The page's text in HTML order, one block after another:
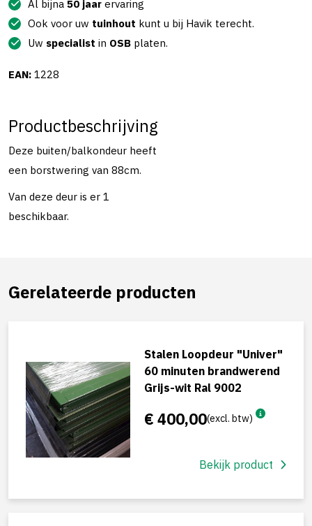
Al bijna 50 jaar ervaring
Ook voor uw tuinhout kunt u bij Havik terecht.
Uw specialist in OSB platen.
EAN: 1228
Productbeschrijving
Deze buiten/balkondeur heeft
een borstwering van 88cm.
Van deze deur is er 1
beschikbaar.
Gerelateerde producten
Stalen Loopdeur "Univer"
60 minuten brandwerend
Grijs-wit Ral 9002
€ 400,00(excl. btw)
Bekijk product